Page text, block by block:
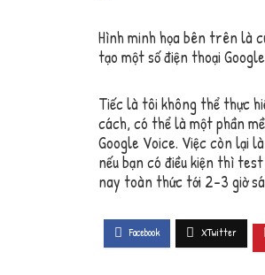
Hình minh họa bên trên là
tạo một số điện thoại
Tiếc là tôi không thể thực
cách, có thể là một phần
Google Voice. Việc còn lại
nếu bạn có điều kiện thì
nay toàn thức tới 2-3 giờ